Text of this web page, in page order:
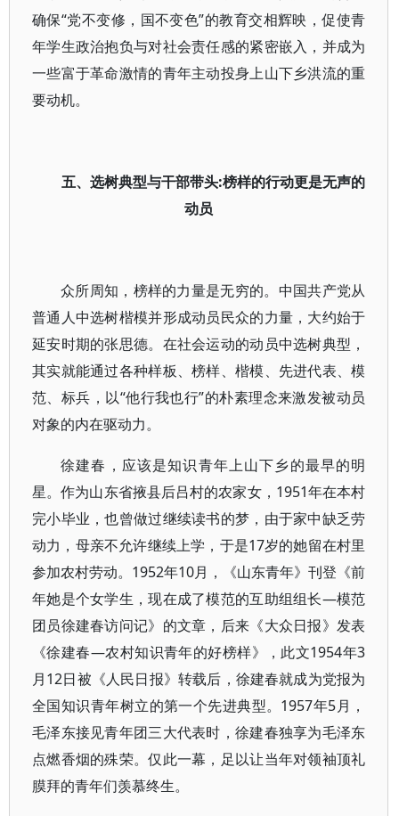
确保“党不变修，国不变色”的教育交相辉映，促使青
年学生政治抱负与对社会责任感的紧密嵌入，并成为
一些富于革命激情的青年主动投身上山下乡洪流的重
要动机。
五、选树典型与干部带头:榜样的行动更是无声的
动员
众所周知，榜样的力量是无穷的。中国共产党从
普通人中选树楷模并形成动员民众的力量，大约始于
延安时期的张思德。在社会运动的动员中选树典型，
其实就能通过各种样板、榜样、楷模、先进代表、模
范、标兵，以“他行我也行”的朴素理念来激发被动员
对象的内在驱动力。
徐建春，应该是知识青年上山下乡的最早的明
星。作为山东省掖县后吕村的农家女，1951年在本村
完小毕业，也曾做过继续读书的梦，由于家中缺乏劳
动力，母亲不允许继续上学，于是17岁的她留在村里
参加农村劳动。1952年10月，《山东青年》刊登《前
年她是个女学生，现在成了模范的互助组组长—模范
团员徐建春访问记》的文章，后来《大众日报》发表
《徐建春—农村知识青年的好榜样》，此文1954年3
月12日被《人民日报》转载后，徐建春就成为党报为
全国知识青年树立的第一个先进典型。1957年5月，
毛泽东接见青年团三大代表时，徐建春独享为毛泽东
点燃香烟的殊荣。仅此一幕，足以让当年对领袖顶礼
膜拜的青年们羡慕终生。